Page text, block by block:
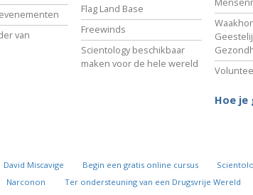
van
Flag Land Base
Freewinds
Scientology beschikbaar
maken voor de hele wereld
Hoe je
David Miscavige Begin een gratis online cursus
Narconon Ter ondersteuning van een Drugsvrije Wereld